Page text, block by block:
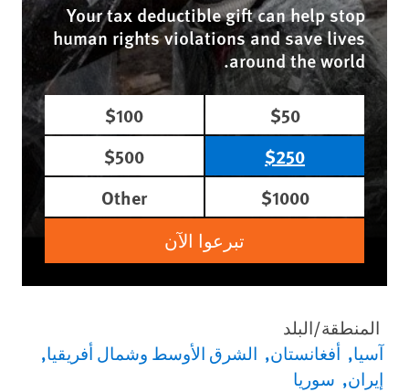
Your tax deductible gift can help stop
human rights violations and save lives
around the world.
$50
$100
$250
$500
$1000
Other
تبرعوا الآن
المنطقة/البلد
آسيا أفغانستان الشرق الأوسط وشمال أفريقيا
إيران سوريا